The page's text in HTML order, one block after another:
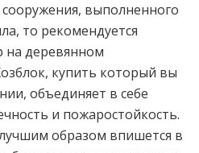
выполненного
то рекомендуется
на деревянном
купить который вы
объединяет в себе
и пожаростойкость.
образом впишется в